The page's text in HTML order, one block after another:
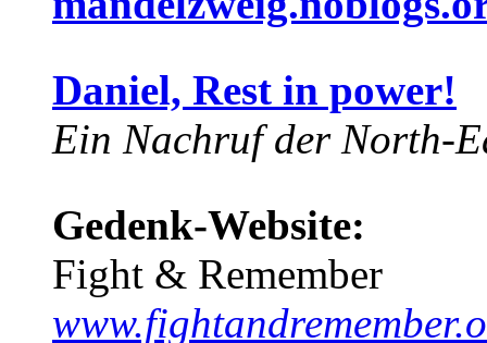
Daniel, Rest in power!
Ein Nachruf der North-
Gedenk-Website:
Fight & Remember